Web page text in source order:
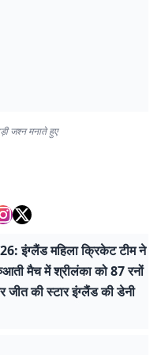
जश्न मनाते हुए
इंग्लैंड महिला क्रिकेट टीम ने
मैच में श्रीलंका को 87 रनों
जीत की स्टार इंग्लैंड की डेनी